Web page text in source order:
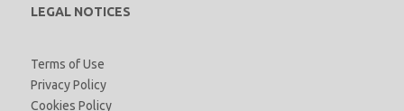
LEGAL NOTICES
Terms of Use
Privacy Policy
Cookies Policy